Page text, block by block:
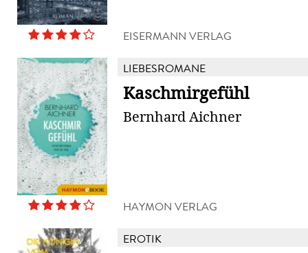
EISERMANN VERLAG
LIEBESROMANE
Kaschmirgefühl
Bernhard Aichner
HAYMON VERLAG
EROTIK